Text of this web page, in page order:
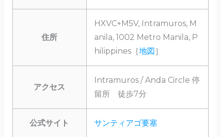
住所
HXVC+M5V, Intramuros, M
anila, 1002 Metro Manila, P
hilippines［地図］
アクセス
Intramuros / Anda Circle 停
留所 徒歩7分
公式サイト サンティアゴ要塞